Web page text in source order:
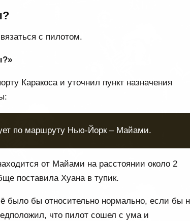
с пилотом.
Каракоса и уточнил пункт назначения
по маршруту Нью-Йорк – Майами.
от Майами на расстоянии около 2
поставила Хуана в тупик.
было бы относительно нормально, если бы
что пилот сошел с ума и